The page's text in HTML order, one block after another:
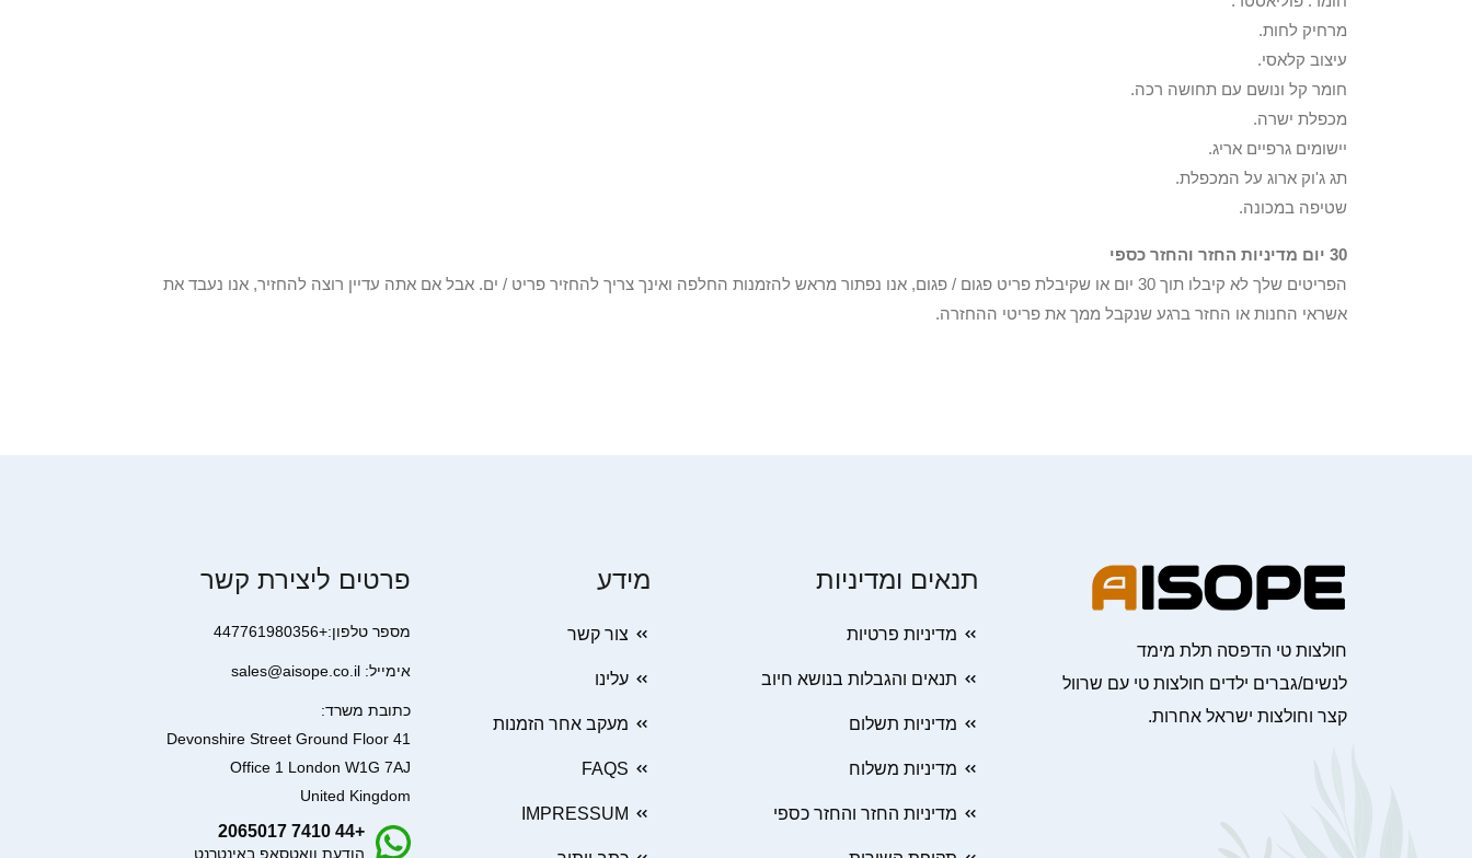
מרחיק לחות.
עיצוב קלאסי.
חומר קל ונושם עם תחושה רכה.
מכפלת ישרה.
יישומים גרפיים אריג.
תג ג'וק ארוג על המכפלת.
שטיפה במכונה.
30 יום מדיניות החזר והחזר כספי
הפריטים שלך לא קיבלו תוך 30 יום או שקיבלת פריט פגום / פגום, אנו נפתור מראש להזמנות החלפה ואינך צריך להחזיר פריט / ים. אבל אם אתה עדיין רוצה להחזיר, אנו נעבד את
אשראי החנות או החזר ברגע שנקבל ממך את פריטי ההחזרה.
חולצות טי הדפסה תלת מימד
לנשים/גברים ילדים חולצות טי עם שרוול
קצר וחולצות ישראל אחרות.
תנאים ומדיניות
מדיניות פרטיות
תנאים והגבלות בנושא חיוב
מדיניות תשלום
מדיניות משלוח
מדיניות החזר והחזר כספי
מידע
צור קשר
עלינו
מעקב אחר הזמנות
FAQS
IMPRESSUM
פרטים ליצירת קשר
מספר טלפון:+447761980356
אימייל: sales@aisope.co.il
כתובת משרד:
41 Devonshire Street Ground Floor
Office 1 London W1G 7AJ
United Kingdom
+44 7410 2065017
הודעת וואטסאפ באינטרנט